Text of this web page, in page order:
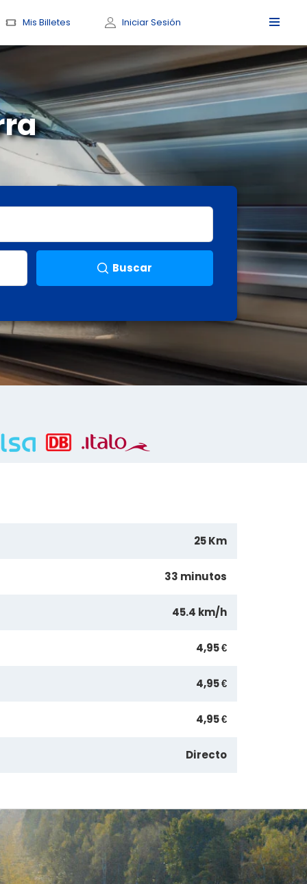
Mis Billetes Iniciar Sesión
Buscar
25 Km
33 minutos
45.4 km/h
4,95 €
4,95 €
4,95 €
Directo